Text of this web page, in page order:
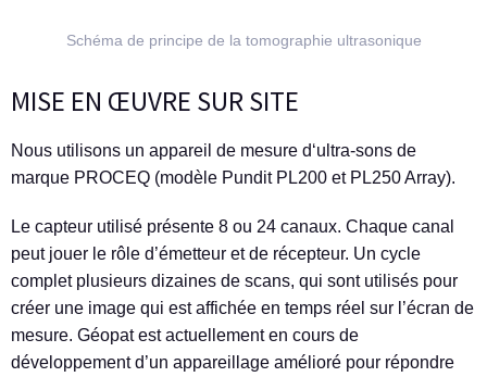
Schéma de principe de la tomographie ultrasonique
MISE EN ŒUVRE SUR SITE
Nous utilisons un appareil de mesure d‘ultra-sons de
marque PROCEQ (modèle Pundit PL200 et PL250 Array).
Le capteur utilisé présente 8 ou 24 canaux. Chaque canal
peut jouer le rôle d’émetteur et de récepteur. Un cycle
complet plusieurs dizaines de scans, qui sont utilisés pour
créer une image qui est affichée en temps réel sur l’écran de
mesure. Géopat est actuellement en cours de
développement d’un appareillage amélioré pour répondre